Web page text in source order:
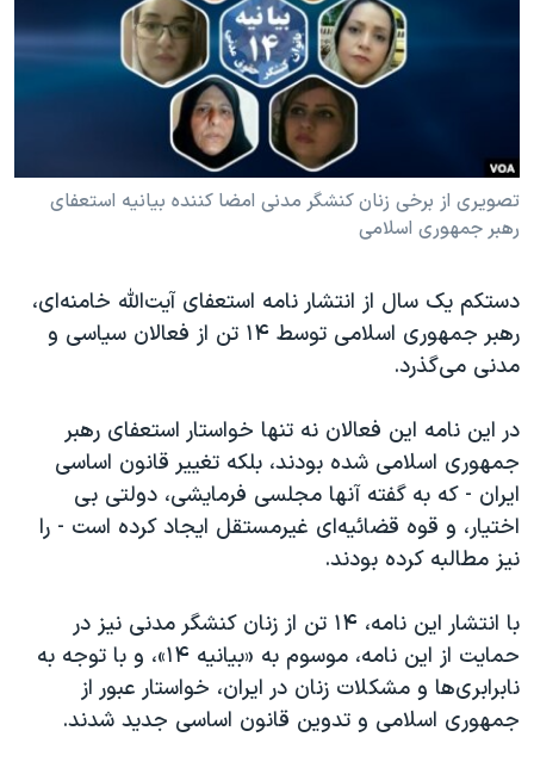
فرهنگ و زندگی
حقوق شهروندی
اسرائیل در جنگ
گالری عکس
انتخابات ریاست جمهوری آمریکا ۲۰۲۴
حمله جمهوری اسلامی به اسرائیل
ورزش زنان در ایران
اعتراضات زن، زندگی، آزادی
تریبونال مردمی آبان ۹۸
دادگاه حمید نوری
قانون شفافیت دارائی کادر رهبری ایران
اعتراضات مردمی آبان ۹۸
اسرائیل در جنگ
همایش محافظه‌کاران آمریکا «سی‌پک»
صفحه‌های ویژه
سفر پرزیدنت ترامپ به چین
زبانهای مختلف
تصویری از برخی زنان کنشگر مدنی امضا کننده بیانیه استعفای
رهبر جمهوری اسلامی
دستکم یک سال از انتشار نامه استعفای آیت‌الله خامنه‌ای،
رهبر جمهوری اسلامی توسط ۱۴ تن از فعالان سیاسی و
مدنی می‌گذرد.
در این نامه این فعالان نه تنها خواستار استعفای رهبر
جمهوری اسلامی شده بودند، بلکه تغییر قانون اساسی
ایران - که به گفته آنها مجلسی فرمایشی، دولتی بی
اختیار، و قوه قضائیه‌ای غیرمستقل ایجاد کرده است - را
نیز مطالبه کرده بودند.
با انتشار این نامه، ۱۴ تن از زنان کنشگر مدنی نیز در
حمایت از این نامه، موسوم به «بیانیه‌ ۱۴»، و با توجه به
نابرابری‌ها و مشکلات زنان در ایران، خواستار عبور از
جمهوری اسلامی و تدوین قانون اساسی جدید شدند.